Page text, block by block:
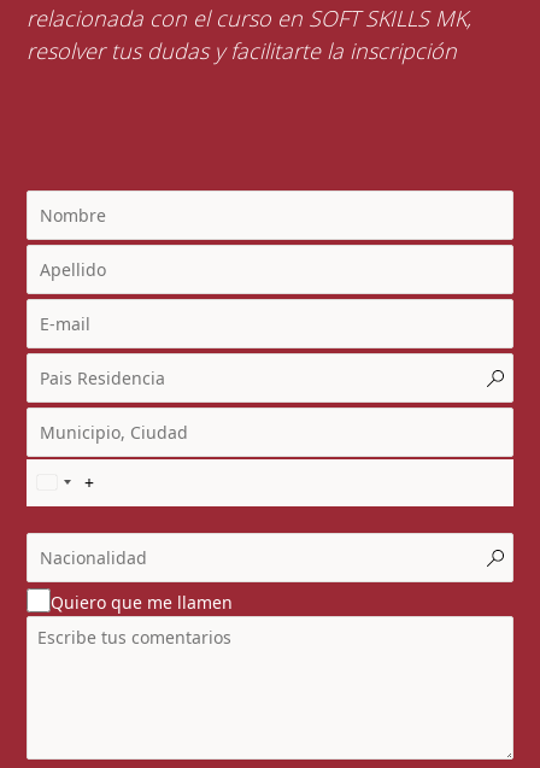
relacionada con el curso en SOFT SKILLS MK,
resolver tus dudas y facilitarte la inscripción
Quiero que me llamen